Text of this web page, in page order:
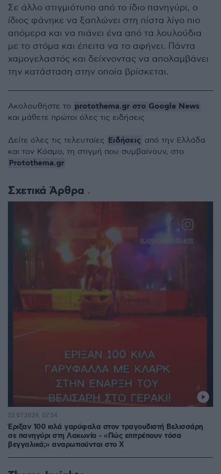
Σε άλλο στιγμιότυπο από το ίδιο πανηγύρι, ο
ίδιος φάνηκε να ξαπλώνει στη πίστα λίγο πιο
απόμερα και να πιάνει ένα από τα λουλούδια
με το στόμα και έπειτα να το αφήνει. Πάντα
χαμογελαστός και δείχνοντας να απολαμβάνει
την κατάσταση στην οποία βρίσκεται.
Σχετικά Άρθρα
Έριξαν 100 κιλά γαρύφαλα στον τραγουδιστή Βελισσάρη
σε πανηγύρι στη Λακωνία - «Πώς επιτρέπουν τόσα
βεγγαλικά;» αναρωτιούνται στο Χ
22.07.2024, 07:54
Ακολουθήστε το protothema.gr στο Google News
και μάθετε πρώτοι όλες τις ειδήσεις
Δείτε όλες τις τελευταίες Ειδήσεις από την Ελλάδα
και τον Κόσμο, τη στιγμή που συμβαίνουν, στο
Protothema.gr